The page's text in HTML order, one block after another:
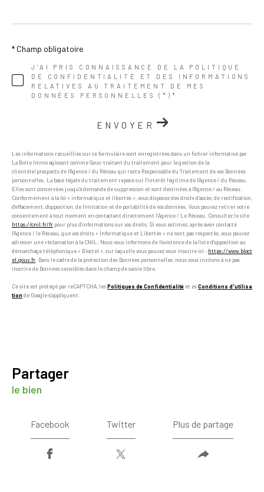
J'AI PRIS CONNAISSANCE DE LA POLITIQUE
DE CONFIDENTIALITÉ ET DES INFORMATIONS
RELATIVES AU TRAITEMENT DE MES
DONNÉES PERSONNELLES (*)*
* Champ obligatoire
ENVOYER
Les informations recueillies sur ce formulaire sont enregistrées dans un fichier informatisé par
La Boite Immo agissant comme Sous-traitant du traitement pour la gestion de la
clientèle/prospects de l'Agence / du Réseau qui reste Responsable du Traitement de vos Données
personnelles. La base légale du traitement repose sur l'intérêt légitime de l'Agence / du Réseau.
Elles sont conservées jusqu'à demande de suppression et sont destinées à l'Agence / au Réseau.
Conformément à la loi « informatique et libertés », vous disposez des droits d’accès, de rectification,
d’effacement, d’opposition, de limitation et de portabilité de vos données. Vous pouvez retirer votre
consentement à tout moment en contactant directement l’Agence / Le Réseau. Consultez le site
https://cnil.fr/fr pour plus d’informations sur vos droits. Si vous estimez, après avoir contacté
l'Agence / le Réseau, que vos droits « Informatique et Libertés » ne sont pas respectés, vous pouvez
adresser une réclamation à la CNIL. Nous vous informons de l’existence de la liste d'opposition au
démarchage téléphonique « Bloctel », sur laquelle vous pouvez vous inscrire ici : https://www.bloct
el.gouv.fr . Dans le cadre de la protection des Données personnelles, nous vous invitons à ne pas
inscrire de Données sensibles dans le champ de saisie libre.
Ce site est protégé par reCAPTCHA, lesPolitiques de Confidentialité et esConditions d'utilisa
tion de Google s'appliquent.
partager
le bien
Facebook Twitter Plus de partage